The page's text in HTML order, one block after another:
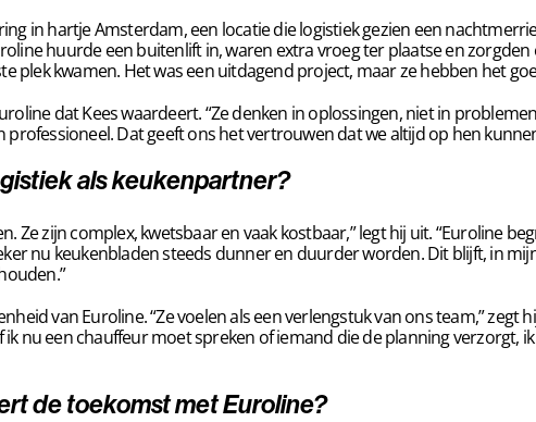
in hartje Amsterdam, een locatie die logistiek gezien een nachtmerrie
huurde een buitenlift in, waren extra vroeg ter plaatse en
plek kwamen. Het was een uitdagend project, maar ze hebben het
dat Kees waardeert. “Ze denken in oplossingen, niet in
professioneel. Dat geeft ons het vertrouwen dat we altijd op hen
als keukenpartner?
Ze zijn complex, kwetsbaar en vaak kostbaar,” legt hij uit. “Euroline
nu keukenbladen steeds dunner en duurder worden. Dit blijft, in
van Euroline. “Ze voelen als een verlengstuk van ons team,” zegt
nu een chauffeur moet spreken of iemand die de planning verzorgt,
de toekomst met Euroline?